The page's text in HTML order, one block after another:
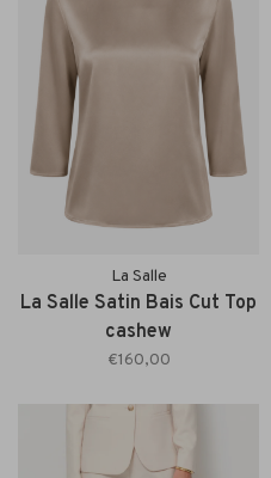
La Salle
La Salle Satin Bais Cut Top
cashew
€160,00